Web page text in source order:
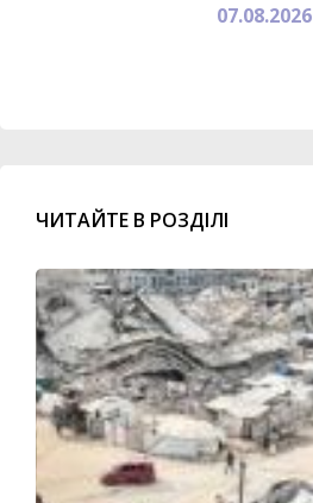
07.08.2026
ЧИТАЙТЕ В РОЗДІЛІ